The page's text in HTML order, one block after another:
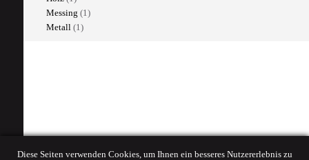
Messing (1)
Metall (1)
Diese Seiten verwenden Cookies, um Ihnen ein besseres Nutzererlebnis zu